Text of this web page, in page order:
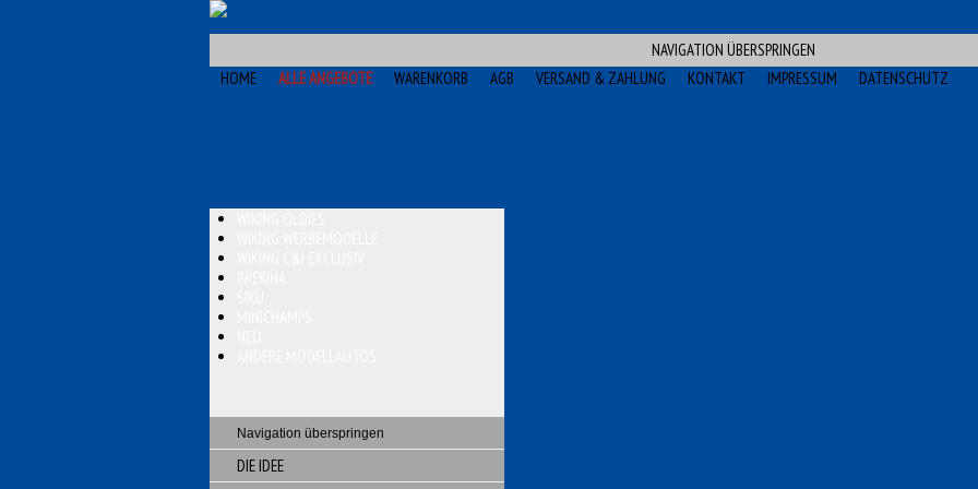
NAVIGATION ÜBERSPRINGEN
HOME
ALLE ANGEBOTE WARENKORB AGB VERSAND & ZAHLUNG KONTAKT IMPRESSUM DATENSCHUTZ
Navigation überspringen
DIE IDEE